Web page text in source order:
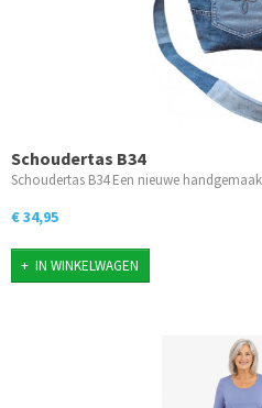
Schoudertas B34
Schoudertas B34 Een nieuwe
€ 34,95
IN WINKELWAGEN